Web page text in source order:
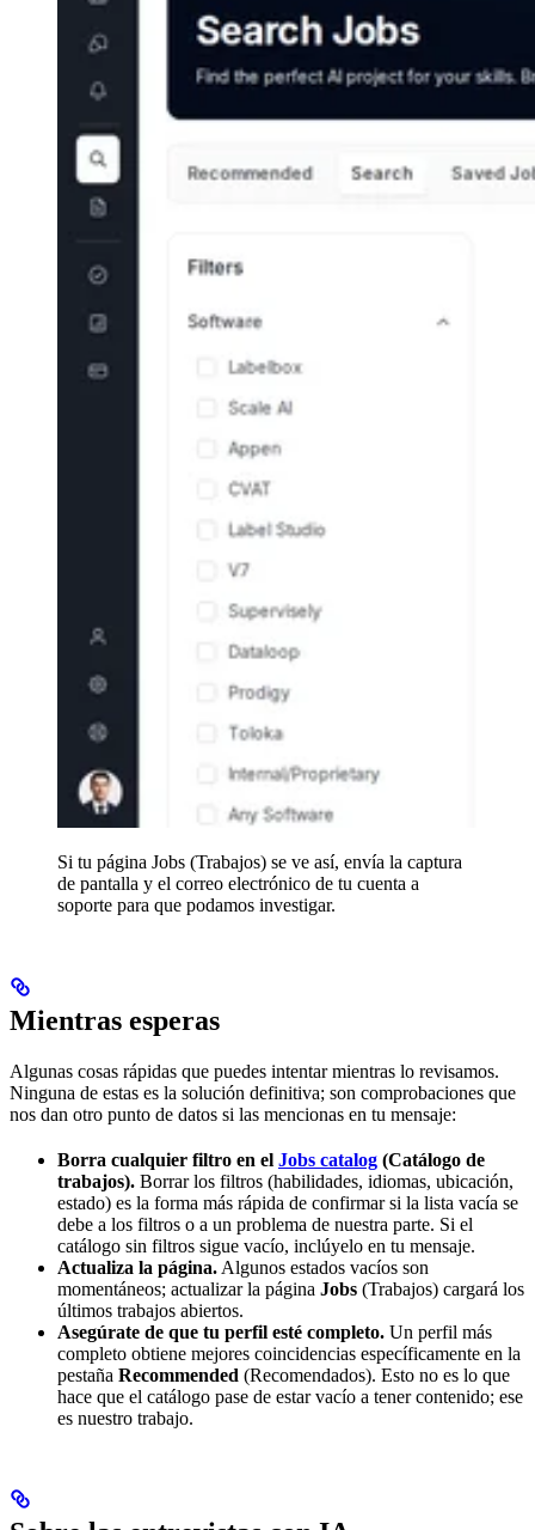
Si tu página Jobs (Trabajos) se ve así, envía la captura
de pantalla y el correo electrónico de tu cuenta a
soporte para que podamos investigar.
Mientras esperas
Algunas cosas rápidas que puedes intentar mientras lo revisamos.
Ninguna de estas es la solución definitiva; son comprobaciones que
nos dan otro punto de datos si las mencionas en tu mensaje:
Borra cualquier filtro en el Jobs catalog (Catálogo de
trabajos). Borrar los filtros (habilidades, idiomas, ubicación,
estado) es la forma más rápida de confirmar si la lista vacía se
debe a los filtros o a un problema de nuestra parte. Si el
catálogo sin filtros sigue vacío, inclúyelo en tu mensaje.
Actualiza la página. Algunos estados vacíos son
momentáneos; actualizar la página Jobs (Trabajos) cargará los
últimos trabajos abiertos.
Asegúrate de que tu perfil esté completo. Un perfil más
completo obtiene mejores coincidencias específicamente en la
pestaña Recommended (Recomendados). Esto no es lo que
hace que el catálogo pase de estar vacío a tener contenido; ese
es nuestro trabajo.